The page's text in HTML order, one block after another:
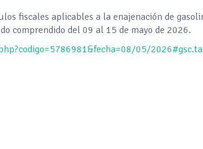
fiscales aplicables a la enajenación de
comprendido del 09 al 15 de mayo de 2026.
05/